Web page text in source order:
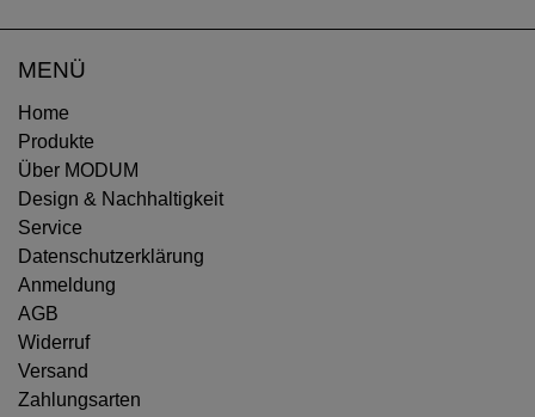
MENÜ
Home
Produkte
Über MODUM
Design & Nachhaltigkeit
Service
Datenschutzerklärung
Anmeldung
AGB
Widerruf
Versand
Zahlungsarten